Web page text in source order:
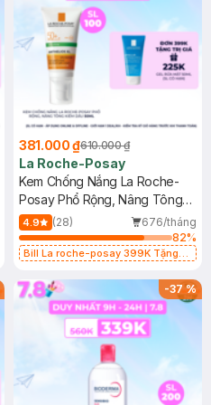
381.000 ₫610.000 ₫
La Roche-Posay
Kem Chống Nắng La Roche-
Posay Phổ Rộng, Nâng Tông
Kiềm Dầu 50ml
4.9 (28)
676/tháng
82%
Bill La roche-posay 399K Tặng
(SL có hạn)
-37%